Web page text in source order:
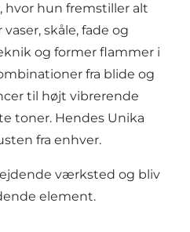
hvor hun fremstiller alt
skåle, fade og
og former flammer i
fra blide og
til højt vibrerende
toner. Hendes Unika
fra enhver.
værksted og bliv
element.